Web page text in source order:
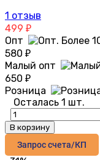
1 отзыв
499 ₽
Опт
580 ₽
Малый опт
650 ₽
Розница
Осталась 1 шт.
В корзину
Запрос счета/КП